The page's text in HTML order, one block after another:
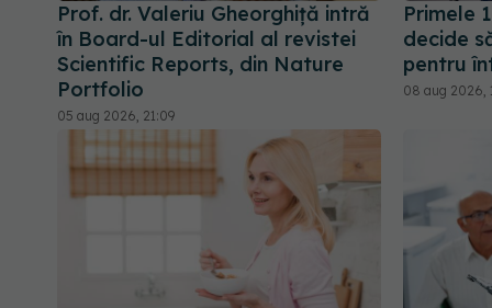
Prof. dr. Valeriu Gheorghiță intră
în Board-ul Editorial al revistei
Scientific Reports, din Nature
Portfolio
05 aug 2026, 21:09
Primele
decide
pentru
08 aug 2026,